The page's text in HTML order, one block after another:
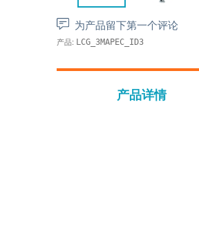
为产品留下第一个评论
产品: LCG_3MAPEC_ID3
产品详情